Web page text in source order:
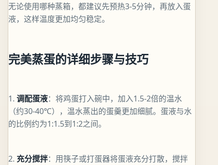
无论使用哪种蒸箱，都建议先预热3-5分钟，再放入蛋
液，这样温度更加均匀稳定。
完美蒸蛋的详细步骤与技巧
1. 调配蛋液：将鸡蛋打入碗中，加入1.5-2倍的温水
（约30-40℃），温水蒸出的蛋羹更加细腻。蛋液与水
的比例约为1:1.5到1:2之间。
2. 充分搅拌：用筷子或打蛋器将蛋液充分打散，搅拌